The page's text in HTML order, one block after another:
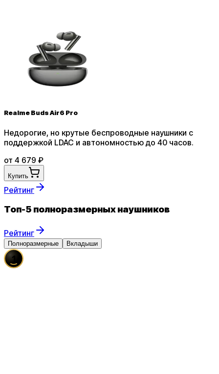
Realme Buds Air6 Pro
Недорогие, но крутые беспроводные наушники с
поддержкой LDAC и автономностью до 40 часов.
от 4 679 ₽
Купить
Рейтинг
Топ-5 полноразмерных наушников
Рейтинг
Полноразмерные Вкладыши
1